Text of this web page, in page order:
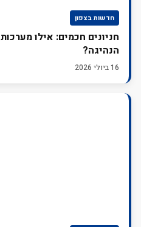
חדשות בצפון
חניונים חכמים: אילו
הנהיגה?
16 ביולי 2026